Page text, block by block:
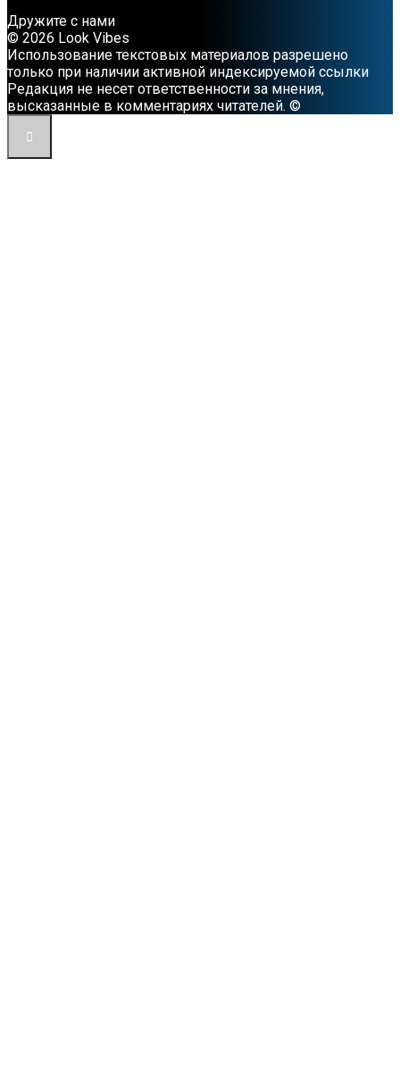
Дружите с нами
© 2026 Look Vibes
Использование текстовых материалов разрешено
только при наличии активной индексируемой ссылки
Редакция не несет ответственности за мнения,
высказанные в комментариях читателей. ©